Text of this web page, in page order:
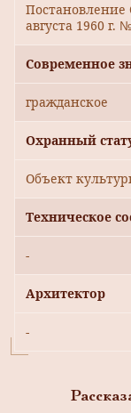
Постановление
августа 1960 г.
Современное
гражданское
Охранный
Объект
Техническое
-
Архитектор
-